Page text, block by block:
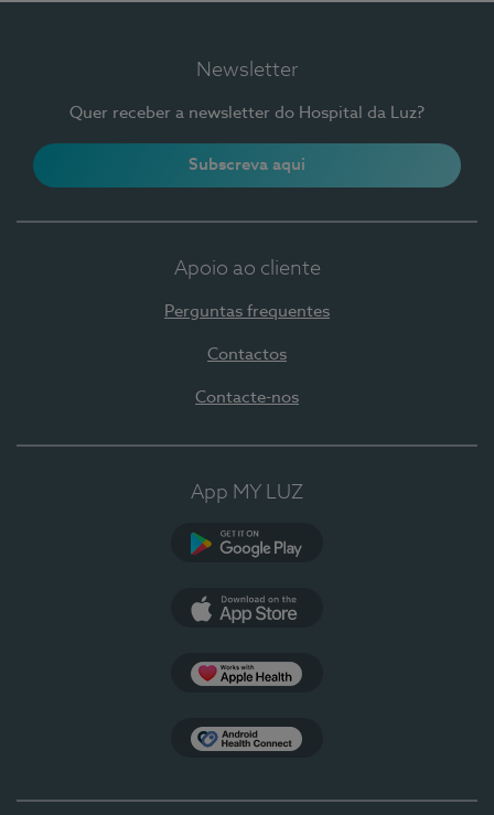
Newsletter
Quer receber a newsletter do Hospital da Luz?
Subscreva aqui
Apoio ao cliente
Perguntas frequentes
Contactos
Contacte-nos
App MY LUZ